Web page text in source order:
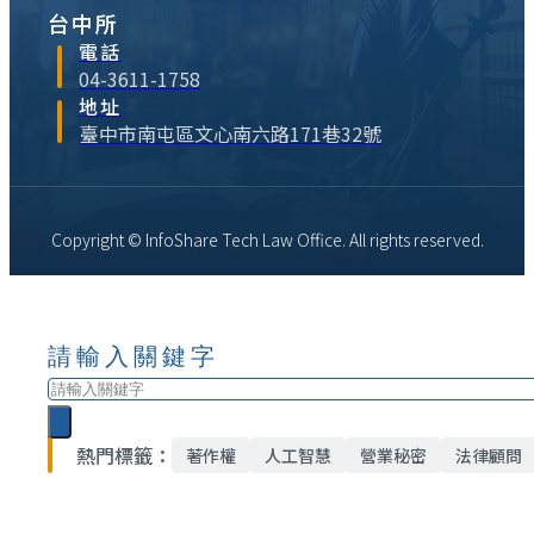
台中所
電話
04-3611-1758
地址
臺中市南屯區文心南六路171巷32號
Copyright © InfoShare Tech Law Office. All rights reserved.
請輸入關鍵字
搜
尋
熱門標籤：
著作權 人工智慧 營業秘密 法律顧問